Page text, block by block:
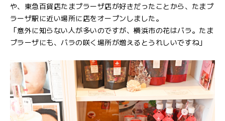
や、東急百貨店たまプラーザ店が好きだったことから、たまプ
ラーザ駅に近い場所に店をオープンしました。
「意外に知らない人が多いのですが、横浜市の花はバラ。たま
プラーザにも、バラの咲く場所が増えるとうれしいですね」